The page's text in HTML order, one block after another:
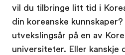
vil du tilbringe litt tid i
din koreanske
utvekslingsår på en av
universiteter. Eller kanskje